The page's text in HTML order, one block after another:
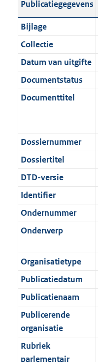
i
e
i
n
f
a
a
t
4
3
K
b
t
i
e
i
n
m
a
a
t
9
K
b
a
t
i
e
i
r
m
a
a
t
:
9
K
b
c
a
t
i
e
o
r
m
a
a
t
:
1
3
K
Publicatiegegevens
Bijlage
Collectie
Datum van uitgifte
Documentstatus
Documenttitel
Dossiernummer
Dossiertitel
DTD-versie
Identifier
Ondernummer
Onderwerp
Organisatietype
Publicatiedatum
Publicatienaam
Publicerende
organisatie
Rubriek
parlementair